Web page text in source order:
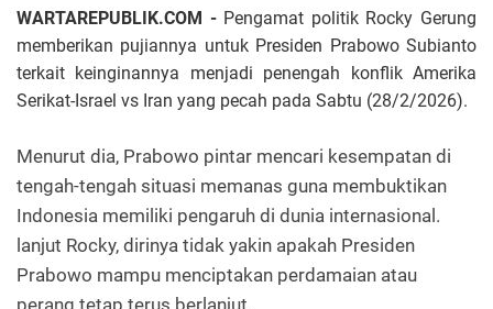
WARTAREPUBLIK.COM -Pengamat politik Rocky Gerung
memberikan pujiannya untuk Presiden Prabowo Subianto
terkait keinginannya menjadi penengah konflik Amerika
Serikat-Israel vs Iran yang pecah pada Sabtu (28/2/2026).
Menurut dia, Prabowo pintar mencari kesempatan di
tengah-tengah situasi memanas guna membuktikan
Indonesia memiliki pengaruh di dunia internasional.
lanjut Rocky, dirinya tidak yakin apakah Presiden
Prabowo mampu menciptakan perdamaian atau